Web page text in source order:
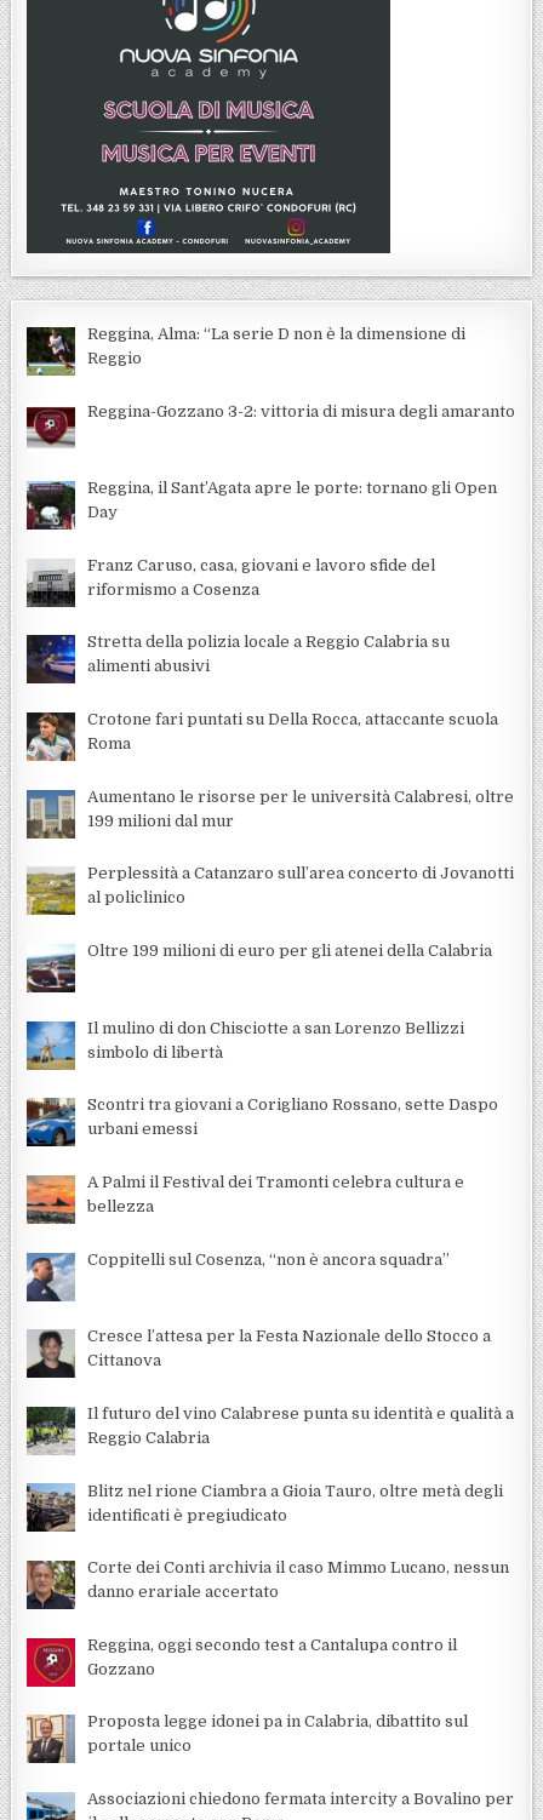
Reggina, Alma: “La serie D non è la dimensione di
Reggio
Reggina-Gozzano 3-2: vittoria di misura degli amaranto
Reggina, il Sant’Agata apre le porte: tornano gli Open
Day
Franz Caruso, casa, giovani e lavoro sfide del
riformismo a Cosenza
Stretta della polizia locale a Reggio Calabria su
alimenti abusivi
Crotone fari puntati su Della Rocca, attaccante scuola
Roma
Aumentano le risorse per le università Calabresi, oltre
199 milioni dal mur
Perplessità a Catanzaro sull’area concerto di Jovanotti
al policlinico
Oltre 199 milioni di euro per gli atenei della Calabria
Il mulino di don Chisciotte a san Lorenzo Bellizzi
simbolo di libertà
Scontri tra giovani a Corigliano Rossano, sette Daspo
urbani emessi
A Palmi il Festival dei Tramonti celebra cultura e
bellezza
Coppitelli sul Cosenza, “non è ancora squadra”
Cresce l’attesa per la Festa Nazionale dello Stocco a
Cittanova
Il futuro del vino Calabrese punta su identità e qualità a
Reggio Calabria
Blitz nel rione Ciambra a Gioia Tauro, oltre metà degli
identificati è pregiudicato
Corte dei Conti archivia il caso Mimmo Lucano, nessun
danno erariale accertato
Reggina, oggi secondo test a Cantalupa contro il
Gozzano
Proposta legge idonei pa in Calabria, dibattito sul
portale unico
Associazioni chiedono fermata intercity a Bovalino per